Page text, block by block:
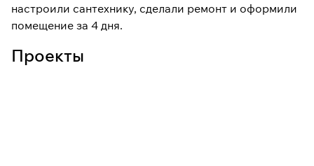
настроили сантехнику, сделали ремонт и оформили
помещение за 4 дня.
Проекты